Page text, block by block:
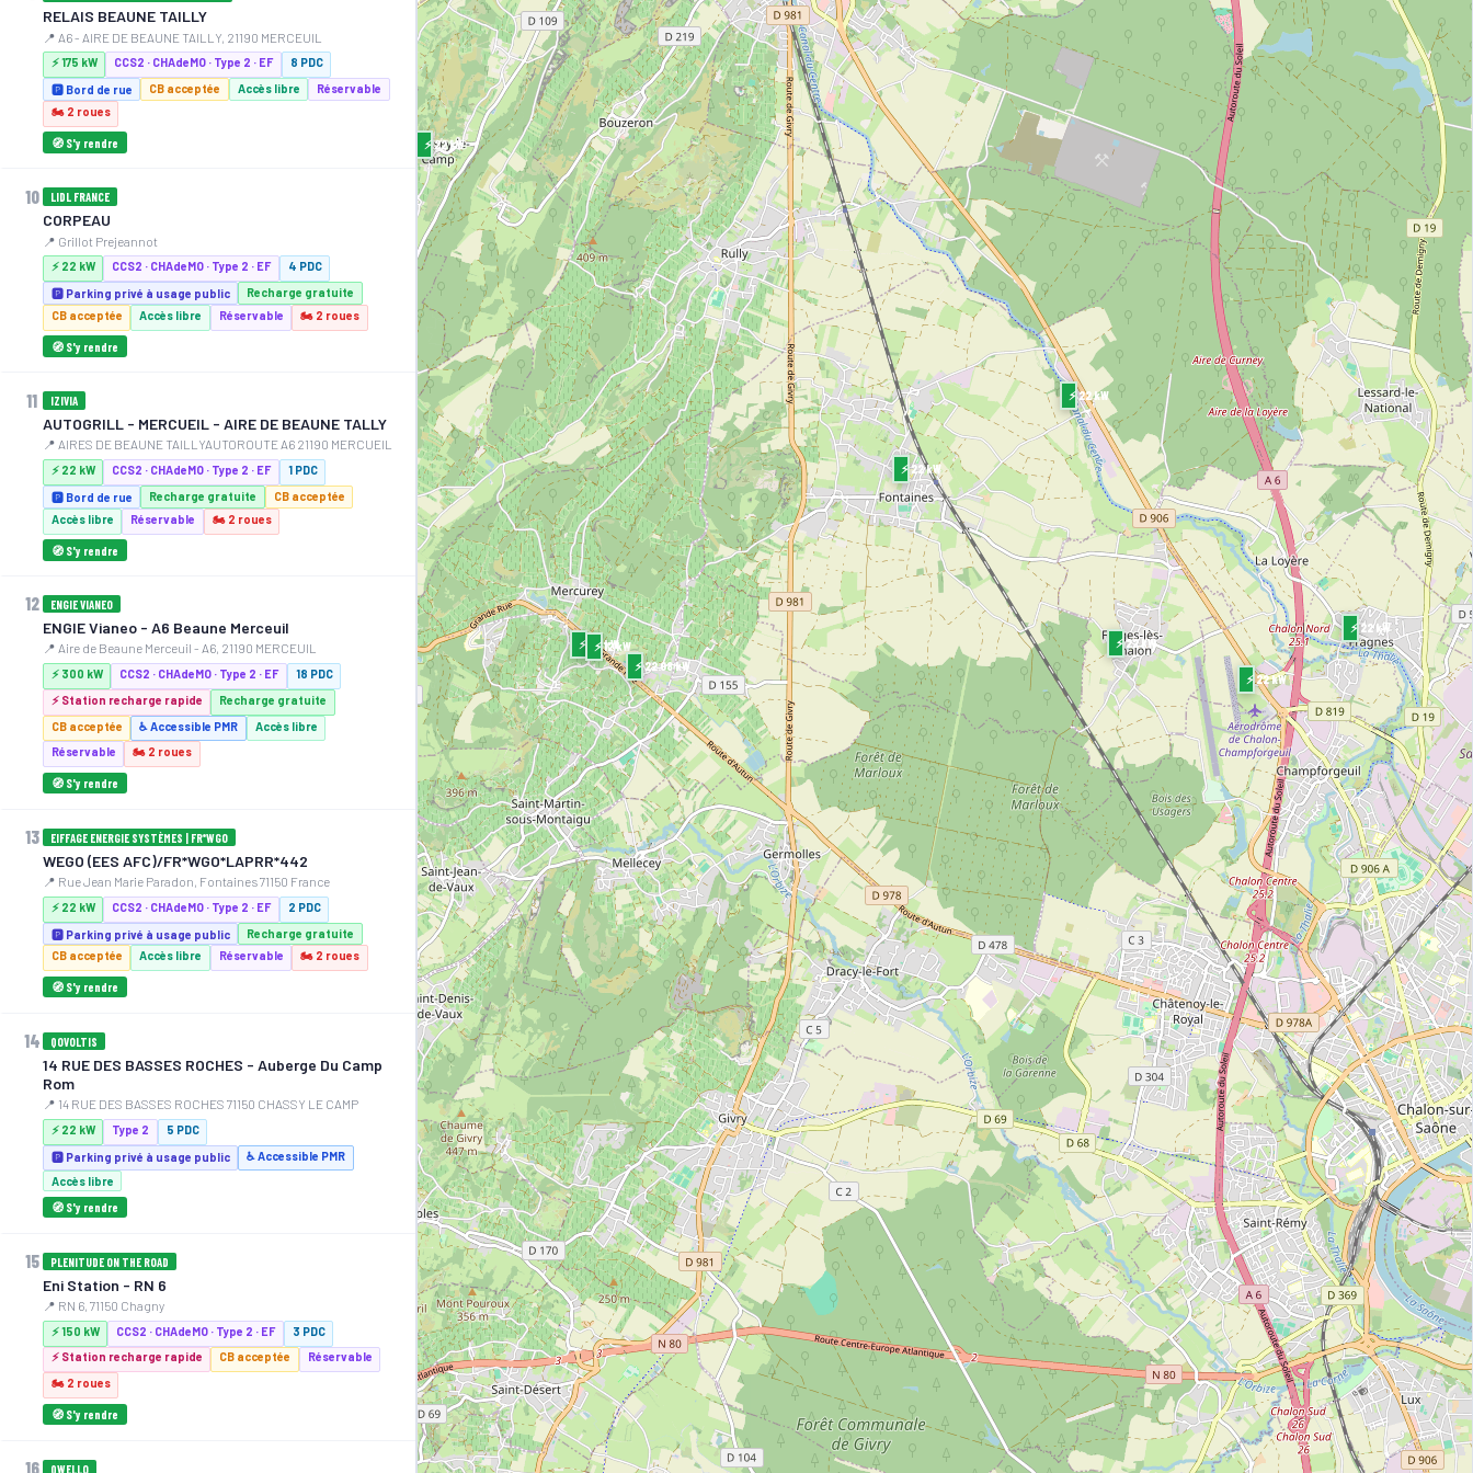
RELAIS BEAUNE TAILLY
📍 A6 - AIRE DE BEAUNE TAILLY, 21190 MERCEUIL
⚡ 175 kW CCS2 · CHAdeMO · Type 2 · EF
8 PDC
🅿️ Bord de rue
CB acceptée Accès libre
Réservable
🏍️ 2 roues
🧭 S'y rendre
10 LIDL FRANCE
CORPEAU
📍 Grillot Prejeannot
⚡ 22 kW CCS2 · CHAdeMO · Type 2 · EF
4 PDC
🅿️ Parking privé à usage public
Recharge gratuite
CB acceptée
Accès libre Réservable 🏍️ 2 roues
🧭 S'y rendre
11 IZIVIA
AUTOGRILL - MERCUEIL - AIRE DE BEAUNE TALLY
📍 AIRES DE BEAUNE TAILLYAUTOROUTE A6 21190 MERCUEIL
⚡ 22 kW CCS2 · CHAdeMO · Type 2 · EF
1 PDC
🅿️ Bord de rue
Recharge gratuite
CB acceptée
Accès libre
Réservable 🏍️ 2 roues
🧭 S'y rendre
12 ENGIE VIANEO
ENGIE Vianeo - A6 Beaune Merceuil
📍 Aire de Beaune Merceuil - A6, 21190 MERCEUIL
⚡ 300 kW CCS2 · CHAdeMO · Type 2 · EF
18 PDC
⚡ Station recharge rapide
Recharge gratuite
CB acceptée
♿ Accessible PMR
Accès libre
Réservable
🏍️ 2 roues
🧭 S'y rendre
13 EIFFAGE ENERGIE SYSTÈMES | FR*WGO
WEGO (EES AFC)/FR*WGO*LAPRR*442
📍 Rue Jean Marie Paradon, Fontaines 71150 France
⚡ 22 kW CCS2 · CHAdeMO · Type 2 · EF
2 PDC
🅿️ Parking privé à usage public
Recharge gratuite
CB acceptée
Accès libre Réservable 🏍️ 2 roues
🧭 S'y rendre
14 QOVOLTIS
14 RUE DES BASSES ROCHES - Auberge Du Camp
Rom
📍 14 RUE DES BASSES ROCHES 71150 CHASSY LE CAMP
⚡ 22 kW Type 2
5 PDC
🅿️ Parking privé à usage public
♿ Accessible PMR
Accès libre
🧭 S'y rendre
15 PLENITUDE ON THE ROAD
Eni Station - RN 6
📍 RN 6, 71150 Chagny
⚡ 150 kW CCS2 · CHAdeMO · Type 2 · EF
3 PDC
⚡ Station recharge rapide
CB acceptée
Réservable
🏍️ 2 roues
🧭 S'y rendre
16 QWELLO
⚡ 22 kW
⚡ 22 kW
⚡ 22 kW
⚡ 22 kW
⚡ 22 kW
⚡ 22 kW
⚡ 12 kW
⚡ 22 kW
⚡ 22 kW
⚡ 22.08 kW